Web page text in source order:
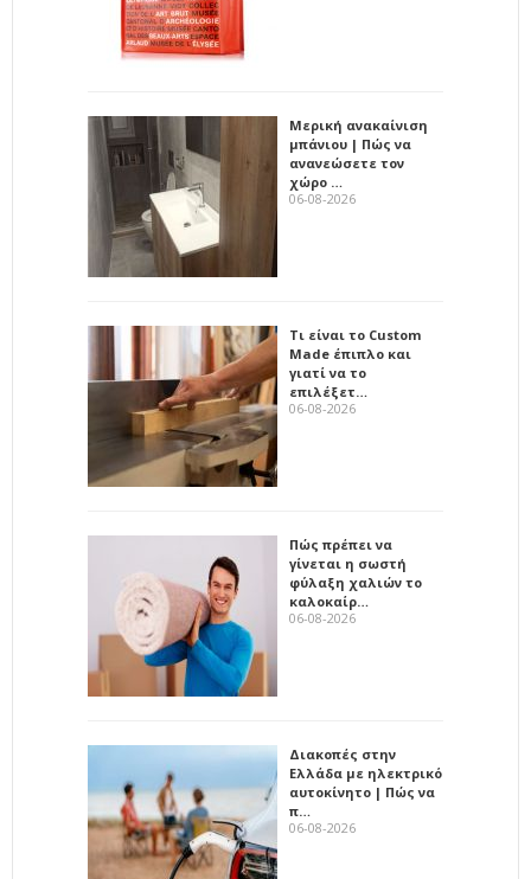
Μερική ανακαίνιση
μπάνιου | Πώς να
ανανεώσετε τον
χώρο …
06-08-2026
Τι είναι το Custom
Made έπιπλο και
γιατί να το
επιλέξετ…
06-08-2026
Πώς πρέπει να
γίνεται η σωστή
φύλαξη χαλιών το
καλοκαίρ…
06-08-2026
Διακοπές στην
Ελλάδα με ηλεκτρικό
αυτοκίνητο | Πώς να
π…
06-08-2026